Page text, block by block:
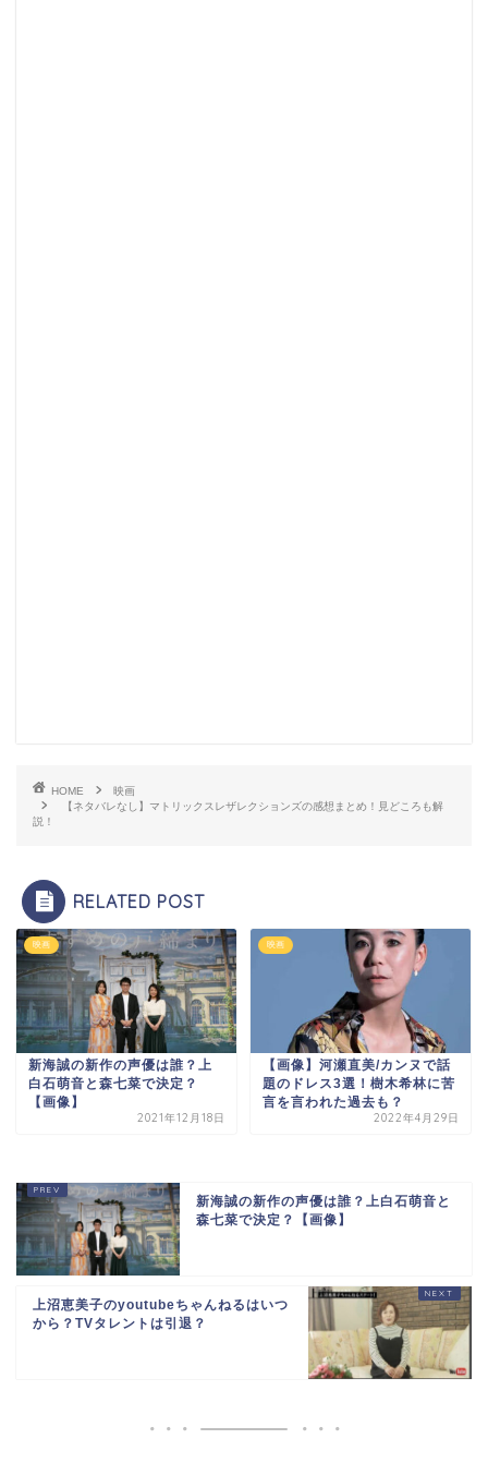
HOME
映画
【ネタバレなし】マトリックスレザレクションズの感想まとめ！見どころも解
説！
RELATED POST
映画
新海誠の新作の声優は誰？上
白石萌音と森七菜で決定？
【画像】
2021年12月18日
映画
【画像】河瀬直美/カンヌで話
題のドレス3選！樹木希林に苦
言を言われた過去も？
2022年4月29日
新海誠の新作の声優は誰？上白石萌音と
森七菜で決定？【画像】
上沼恵美子のyoutubeちゃんねるはいつ
から？TVタレントは引退？